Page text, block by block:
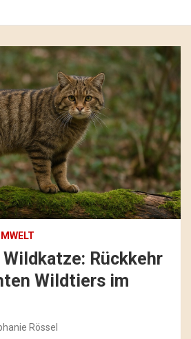
Wildkatze: Rückkehr
Wildtiers im
Rössel